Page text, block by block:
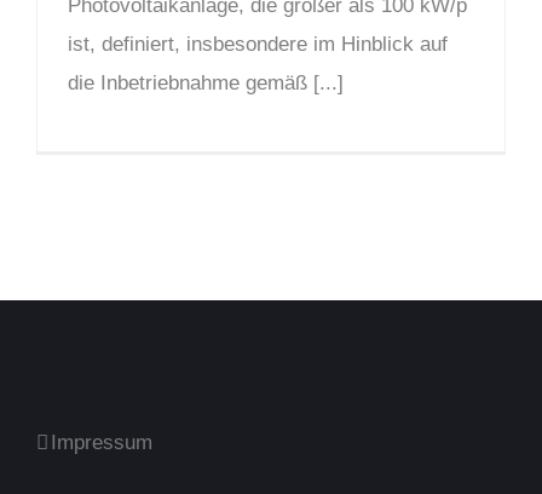
Photovoltaikanlage, die größer als 100 kW/p
ist, definiert, insbesondere im Hinblick auf
die Inbetriebnahme gemäß [...]
Impressum